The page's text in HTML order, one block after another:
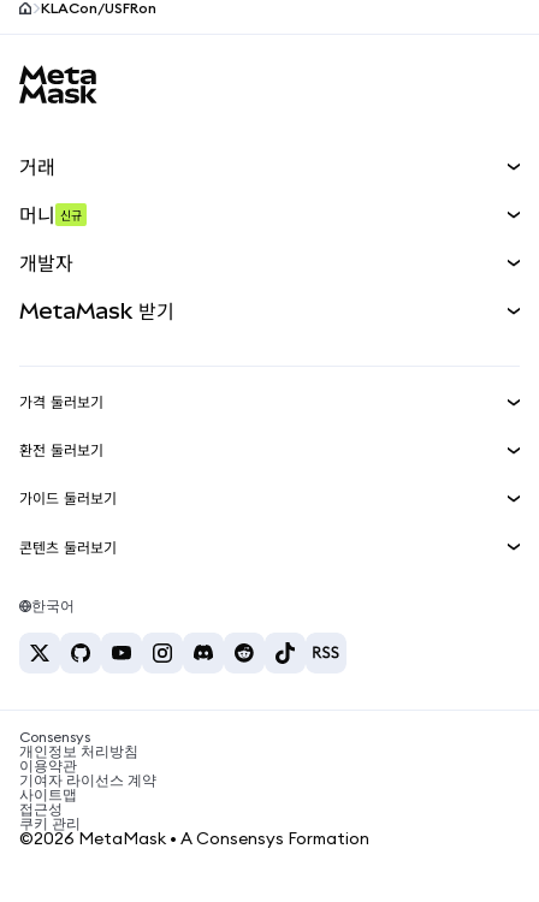
KLACon/USFRon
거래
무기한 선물
실물자산
머니 신규
개발자
MetaMask Connect
Snaps
웹3 서비스
MetaMask 받기
보안
고객 지원
채용
가격 둘러보기
이더리움 가격
솔라나 가격
테더 가격
환전 둘러보기
ETH를 USD로 환전
USDT를 INR로 환전
BTC를 INR로 환전
ETH를 USDT로 환전
가이드 둘러보기
ETH 매수
USDT 매수
SHIB 매수
BNB 매수
콘텐츠 둘러보기
솔라나 지갑
암호화폐 세금 뉴스
암호화폐 매수 방법
비트코인 매도 방법
한국어
Consensys
개인정보 처리방침
이용약관
기여자 라이선스 계약
사이트맵
접근성
쿠키 관리
©2026 MetaMask • A Consensys Formation